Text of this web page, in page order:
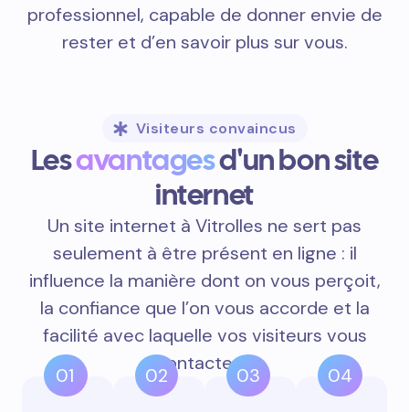
professionnel, capable de donner envie de
rester et d’en savoir plus sur vous.
Visiteurs convaincus
Lesavantagesd'un bon site
internet
Un site internet à Vitrolles ne sert pas
seulement à être présent en ligne : il
influence la manière dont on vous perçoit,
la confiance que l’on vous accorde et la
facilité avec laquelle vos visiteurs vous
contactent.
01 02 03 04